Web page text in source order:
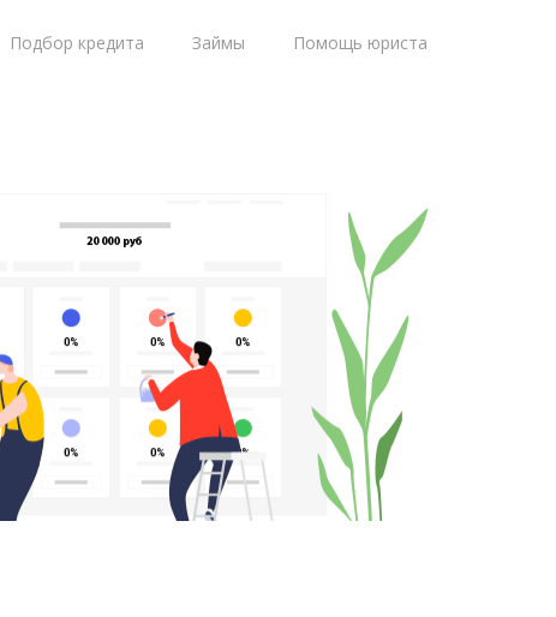
Подбор кредита Займы Помощь юриста